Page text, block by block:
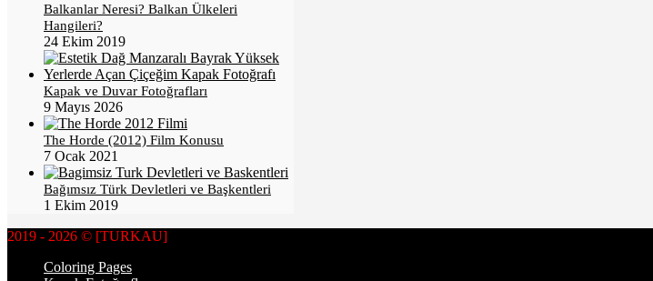
Balkanlar Neresi? Balkan Ülkeleri
Hangileri?
24 Ekim 2019
Kapak ve Duvar Fotoğrafları
9 Mayıs 2026
The Horde (2012) Film Konusu
7 Ocak 2021
Bağımsız Türk Devletleri ve Başkentleri
1 Ekim 2019
2019 - 2026 © [TURKAU]
Coloring Pages